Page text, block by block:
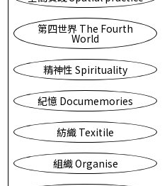
第四世界 The Fourth
World
精神性 Spirituality
紀憶 Documemories
紡織 Texitile
組織 Organise